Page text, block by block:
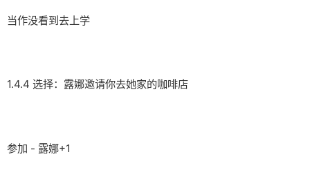
当作没看到去上学
1.4.4 选择：露娜邀请你去她家的咖啡店
参加 - 露娜+1